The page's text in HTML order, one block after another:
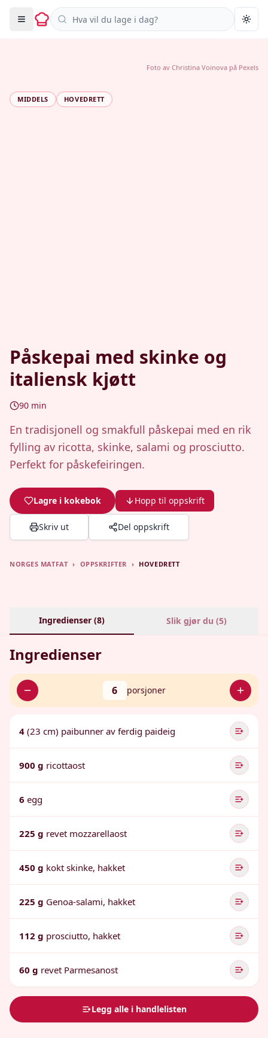
Søk i oppskrifter
MIDDELS HOVEDRETT
Påskepai med skinke og
italiensk kjøtt
90 min
En tradisjonell og smakfull påskepai med en rik
fylling av ricotta, skinke, salami og prosciutto.
Perfekt for påskefeiringen.
Lagre i kokebok Hopp til oppskrift
Skriv ut Del oppskrift
Foto av Christina Voinova på Pexels
NORGES MATFAT › OPPSKRIFTER › HOVEDRETT
Ingredienser (8) Slik gjør du (5)
Ingredienser
6 porsjoner
4 (23 cm) paibunner av ferdig paideig
900 g ricottaost
6 egg
225 g revet mozzarellaost
450 g kokt skinke, hakket
225 g Genoa-salami, hakket
112 g prosciutto, hakket
60 g revet Parmesanost
Legg alle i handlelisten